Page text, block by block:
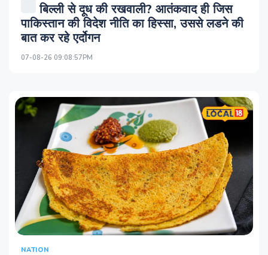
बिल्ली से दूध की रखवाली? आतंकवाद ही जिस
पाकिस्तान की विदेश नीति का हिस्सा, उससे लडने की
बात कर रहे एर्दोगन
07-08-26 09:08:57PM
NATION